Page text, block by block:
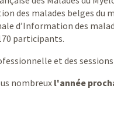
des malades belges
d’Information des
participants.
et des
nombreuxl'année